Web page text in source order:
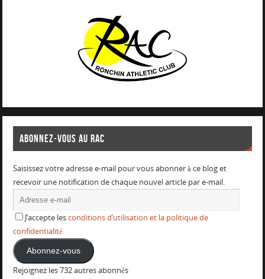
ABONNEZ-VOUS AU RAC
Saisissez votre adresse e-mail pour vous abonner à ce blog et
recevoir une notification de chaque nouvel article par e-mail.
J’accepte lesconditions d’utilisation et la politique de
confidentialité
Abonnez-vous
Rejoignez les 732 autres abonnés